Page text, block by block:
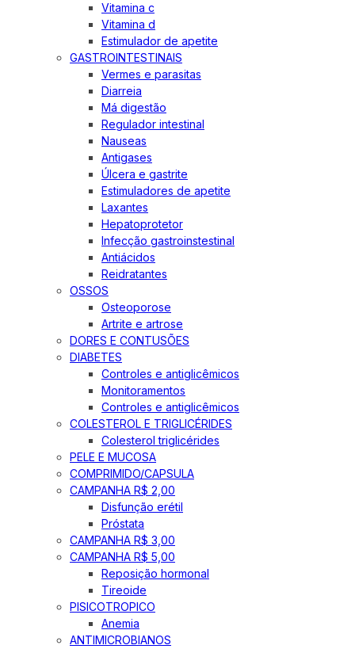
Vitamina c
Vitamina d
Estimulador de apetite
GASTROINTESTINAIS
Vermes e parasitas
Diarreia
Má digestão
Regulador intestinal
Nauseas
Antigases
Úlcera e gastrite
Estimuladores de apetite
Laxantes
Hepatoprotetor
Infecção gastroinstestinal
Antiácidos
Reidratantes
OSSOS
Osteoporose
Artrite e artrose
DORES E CONTUSÕES
DIABETES
Controles e antiglicêmicos
Monitoramentos
Controles e antiglicêmicos
COLESTEROL E TRIGLICÉRIDES
Colesterol triglicérides
PELE E MUCOSA
COMPRIMIDO/CAPSULA
CAMPANHA R$ 2,00
Disfunção erétil
Próstata
CAMPANHA R$ 3,00
CAMPANHA R$ 5,00
Reposição hormonal
Tireoide
PISICOTROPICO
Anemia
ANTIMICROBIANOS